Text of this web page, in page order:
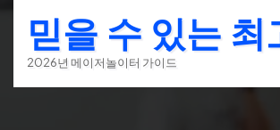
content
믿을 수 있는
2026년 메이저놀이터 가이드